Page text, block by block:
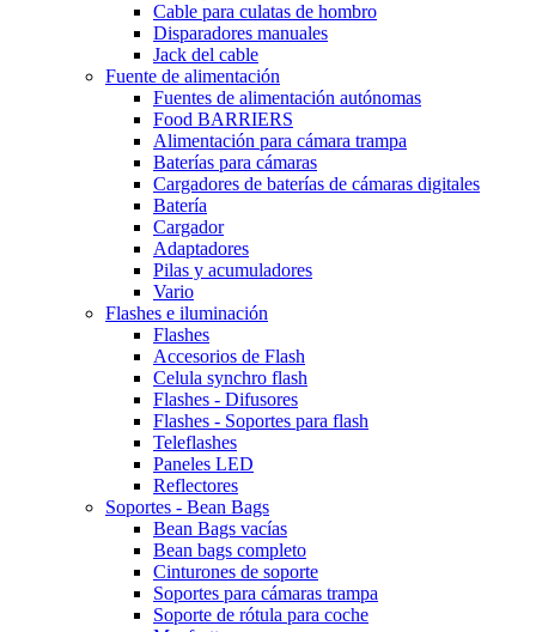
Cable para culatas de hombro
Disparadores manuales
Jack del cable
Fuente de alimentación
Fuentes de alimentación autónomas
Food BARRIERS
Alimentación para cámara trampa
Baterías para cámaras
Cargadores de baterías de cámaras digitales
Batería
Cargador
Adaptadores
Pilas y acumuladores
Vario
Flashes e iluminación
Flashes
Accesorios de Flash
Celula synchro flash
Flashes - Difusores
Flashes - Soportes para flash
Teleflashes
Paneles LED
Reflectores
Soportes - Bean Bags
Bean Bags vacías
Bean bags completo
Cinturones de soporte
Soportes para cámaras trampa
Soporte de rótula para coche